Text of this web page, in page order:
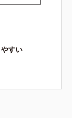
すい